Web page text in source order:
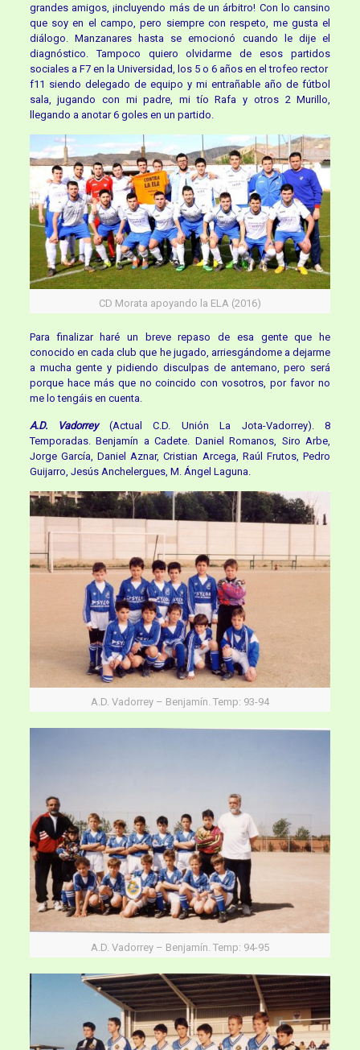
grandes amigos, ¡incluyendo más de un árbitro! Con lo cansino
que soy en el campo, pero siempre con respeto, me gusta el
diálogo. Manzanares hasta se emocionó cuando le dije el
diagnóstico. Tampoco quiero olvidarme de esos partidos
sociales a F7 en la Universidad, los 5 o 6 años en el trofeo rector
f11 siendo delegado de equipo y mi entrañable año de fútbol
sala, jugando con mi padre, mi tío Rafa y otros 2 Murillo,
llegando a anotar 6 goles en un partido.
CD Morata apoyando la ELA (2016)
Para finalizar haré un breve repaso de esa gente que he
conocido en cada club que he jugado, arriesgándome a dejarme
a mucha gente y pidiendo disculpas de antemano, pero será
porque hace más que no coincido con vosotros, por favor no
me lo tengáis en cuenta.
A.D. Vadorrey(Actual C.D. Unión La Jota-Vadorrey). 8
Temporadas. Benjamín a Cadete. Daniel Romanos, Siro Arbe,
Jorge García, Daniel Aznar, Cristian Arcega, Raúl Frutos, Pedro
Guijarro, Jesús Anchelergues, M. Ángel Laguna.
A.D. Vadorrey – Benjamín. Temp: 93-94
A.D. Vadorrey – Benjamín. Temp: 94-95